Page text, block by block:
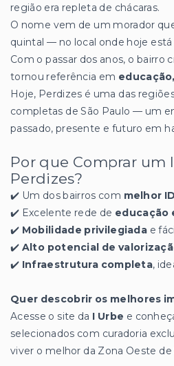
região era repleta de chácaras.
O nome vem de um morador
quintal — no local onde hoje
Com o passar dos anos, o bairro
tornou referência em
Hoje, Perdizes é uma das
completas de São Paulo — um
passado, presente e futuro em
Por que Comprar um
Perdizes?
✔️ Um dos bairros com melhor
✔️ Excelente rede de educação
✔️ Mobilidade privilegiada e
✔️ Alto potencial de
✔️ Infraestrutura completa,
Quer descobrir os melhores
Acesse o site da I Urbe e
selecionados com curadoria
viver o melhor da Zona Oeste de